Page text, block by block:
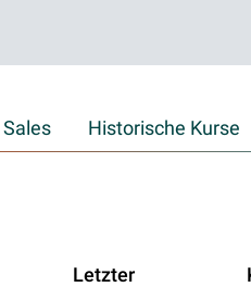
Historische Kurse
Letzter